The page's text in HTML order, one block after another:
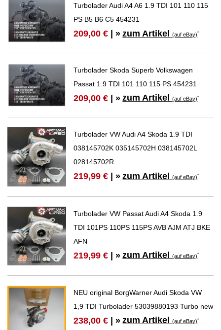
Turbolader Audi A4 A6 1.9 TDI 101 110 115
PS B5 B6 C5 454231
209,00 € | » zum Artikel(auf eBay)*
Turbolader Skoda Superb Volkswagen
Passat 1.9 TDI 101 110 115 PS 454231
209,00 € | » zum Artikel(auf eBay)*
Turbolader VW Audi A4 Skoda 1.9 TDI
038145702K 035145702H 038145702L
028145702R
219,99 € | » zum Artikel(auf eBay)*
Turbolader VW Passat Audi A4 Skoda 1.9
TDI 101PS 110PS 115PS AVB AJM ATJ BKE
AFN
219,99 € | » zum Artikel(auf eBay)*
NEU original BorgWarner Audi Skoda VW
1,9 TDI Turbolader 53039880193 Turbo new
238,00 € | » zum Artikel(auf eBay)*